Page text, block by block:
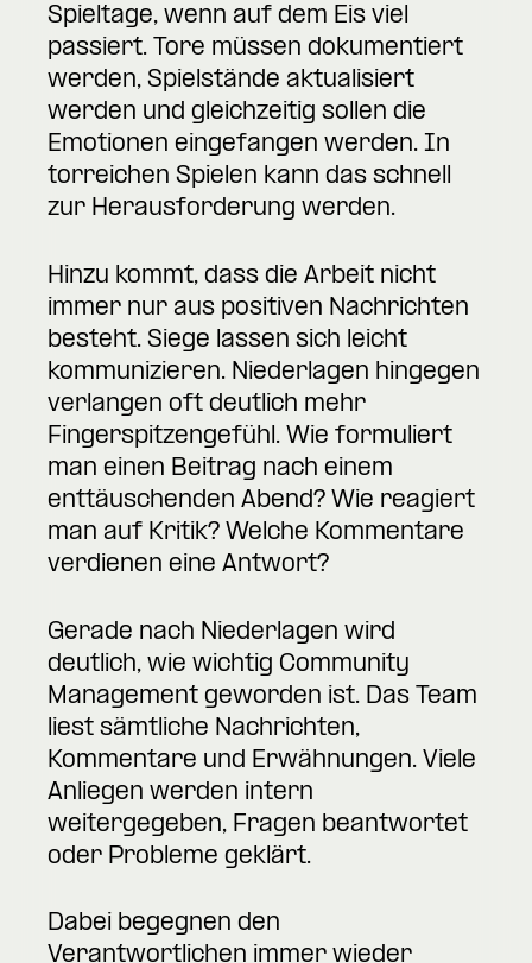
Spieltage, wenn auf dem Eis viel
passiert. Tore müssen dokumentiert
werden, Spielstände aktualisiert
werden und gleichzeitig sollen die
Emotionen eingefangen werden. In
torreichen Spielen kann das schnell
zur Herausforderung werden.
Hinzu kommt, dass die Arbeit nicht
immer nur aus positiven Nachrichten
besteht. Siege lassen sich leicht
kommunizieren. Niederlagen hingegen
verlangen oft deutlich mehr
Fingerspitzengefühl. Wie formuliert
man einen Beitrag nach einem
enttäuschenden Abend? Wie reagiert
man auf Kritik? Welche Kommentare
verdienen eine Antwort?
Gerade nach Niederlagen wird
deutlich, wie wichtig Community
Management geworden ist. Das Team
liest sämtliche Nachrichten,
Kommentare und Erwähnungen. Viele
Anliegen werden intern
weitergegeben, Fragen beantwortet
oder Probleme geklärt.
Dabei begegnen den
Verantwortlichen immer wieder